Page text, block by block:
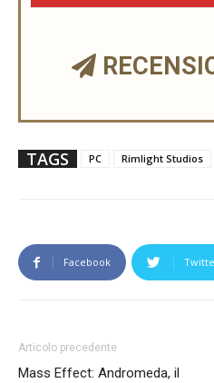
TAGS PC Rimlight Studios
Facebook
Articolo precedente
Mass Effect: Andromeda, il